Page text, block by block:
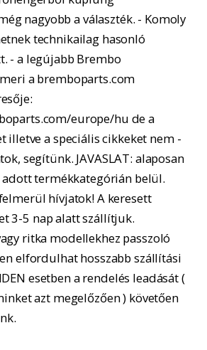
nagyobb a választék. - Komoly
technikailag hasonló
- a legújabb Brembo
a bremboparts.com
europe/hu de a
illetve a speciális cikkeket nem -
segítünk. JAVASLAT: alaposan
termékkategórián belül.
hívjatok! A keresett
3-5 nap alatt szállítjuk.
ritka modellekhez passzoló
elfordulhat hosszabb szállítási
esetben a rendelés leadását (
azt megelőzően ) követően